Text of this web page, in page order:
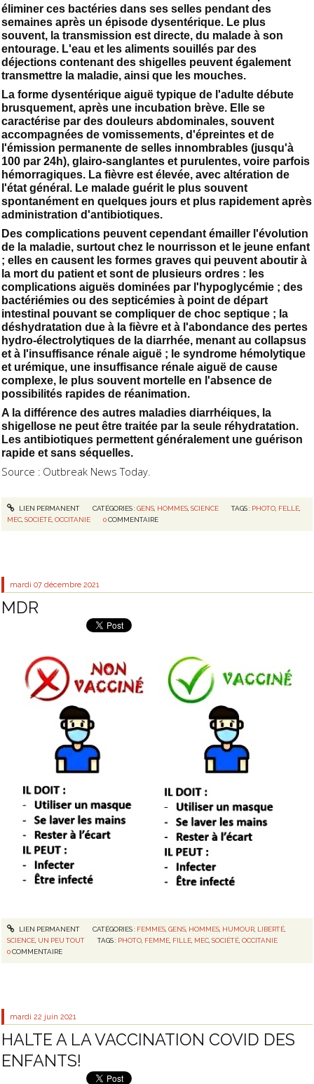
éliminer ces bactéries dans ses selles pendant des
semaines après un épisode dysentérique. Le plus
souvent, la transmission est directe, du malade à son
entourage. L'eau et les aliments souillés par des
déjections contenant des shigelles peuvent également
transmettre la maladie, ainsi que les mouches.
La forme dysentérique aiguë typique de l'adulte débute
brusquement, après une incubation brève. Elle se
caractérise par des douleurs abdominales, souvent
accompagnées de vomissements, d'épreintes et de
l'émission permanente de selles innombrables (jusqu'à
100 par 24h), glairo-sanglantes et purulentes, voire parfois
hémorragiques. La fièvre est élevée, avec altération de
l'état général. Le malade guérit le plus souvent
spontanément en quelques jours et plus rapidement après
administration d'antibiotiques.
Des complications peuvent cependant émailler l'évolution
de la maladie, surtout chez le nourrisson et le jeune enfant
; elles en causent les formes graves qui peuvent aboutir à
la mort du patient et sont de plusieurs ordres : les
complications aiguës dominées par l'hypoglycémie ; des
bactériémies ou des septicémies à point de départ
intestinal pouvant se compliquer de choc septique ; la
déshydratation due à la fièvre et à l'abondance des pertes
hydro-électrolytiques de la diarrhée, menant au collapsus
et à l'insuffisance rénale aiguë ; le syndrome hémolytique
et urémique, une insuffisance rénale aiguë de cause
complexe, le plus souvent mortelle en l'absence de
possibilités rapides de réanimation.
A la différence des autres maladies diarrhéiques, la
shigellose ne peut être traitée par la seule réhydratation.
Les antibiotiques permettent généralement une guérison
rapide et sans séquelles.
Source : Outbreak News Today.
LIEN PERMANENT CATÉGORIES :GENS, HOMMES, SCIENCE TAGS : PHOTO FELLE
MEC ,SOCIÉTÉ ,OCCITANIE 0 COMMENTAIRE
mardi 07 décembre 2021
MDR
LIEN PERMANENT CATÉGORIES : FEMMES, GENS, HOMMES, HUMOUR, LIBERTÉ,
SCIENCE UN PEU TOUT TAGS : PHOTO FEMME FILLE MEC ,SOCIÉTÉ ,OCCITANIE
0COMMENTAIRE
mardi 22 juin 2021
HALTE A LA VACCINATION COVID DES
ENFANTS!